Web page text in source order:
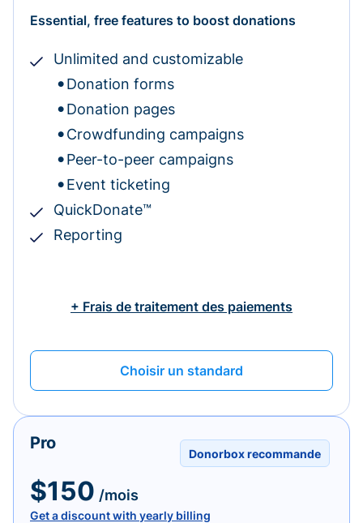
Essential, free features to boost donations
Unlimited and customizable
Donation forms
Donation pages
Crowdfunding campaigns
Peer-to-peer campaigns
Event ticketing
QuickDonate™
Reporting
+ Frais de traitement des paiements
Choisir un standard
Donorbox recommande
Pro
$150 /mois
Get a discount with yearly billing